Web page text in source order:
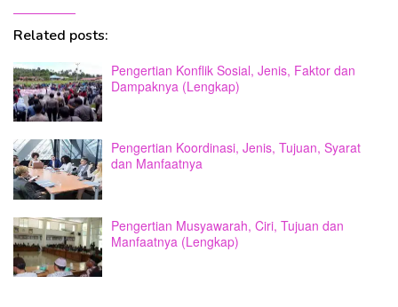
Related posts:
Pengertian Konflik Sosial, Jenis, Faktor dan
Dampaknya (Lengkap)
Pengertian Koordinasi, Jenis, Tujuan, Syarat
dan Manfaatnya
Pengertian Musyawarah, Ciri, Tujuan dan
Manfaatnya (Lengkap)